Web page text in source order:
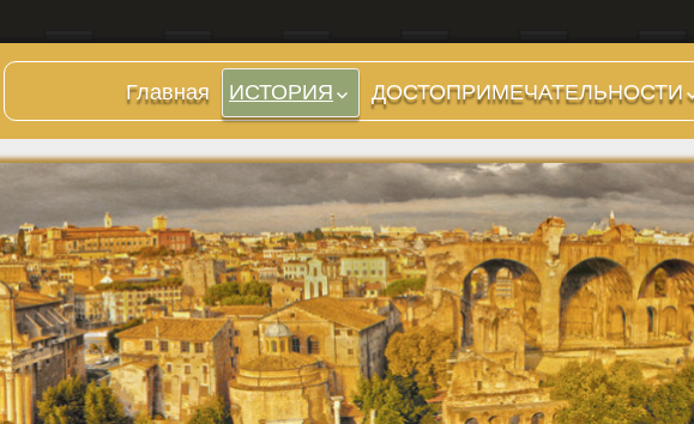
Главная
ИСТОРИЯ
Предыстория
Царский период
(753-509 гг до н.э.)
Ранняя Республика
(509-265 гг до н.э.)
Поздняя Республика
(264-27 гг до н.э.)
Империя. Принципат
(27 г до н.э. — 284 г
н.э.)
Империя. Доминат
ДОСТОПРИМЕЧАТЕЛЬНОСТИ
Холмы и остров.
Районы
Форумы, Площади,
Дороги
Стадионы, Термы
Музеи
Дохристианские
храмы
Христианские храмы,
базилики etc.